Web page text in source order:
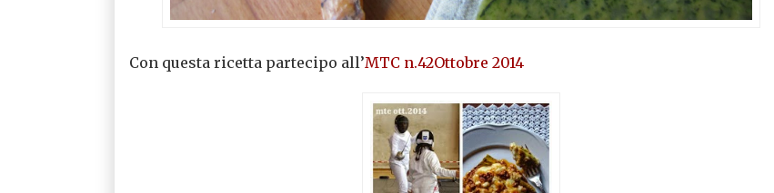
Con questa ricetta partecipo all’MTC n.42Ottobre 2014